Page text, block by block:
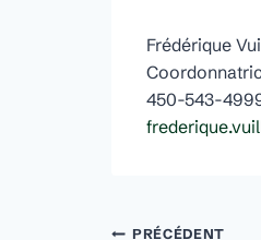
Frédérique
450-543-
PRÉCÉDENT